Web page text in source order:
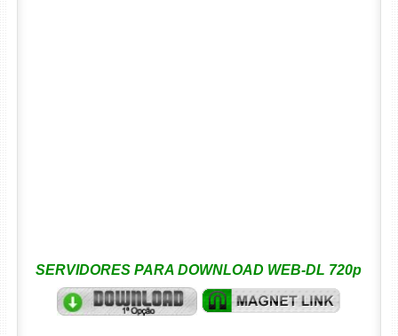
SERVIDORES PARA DOWNLOAD WEB-DL 720p